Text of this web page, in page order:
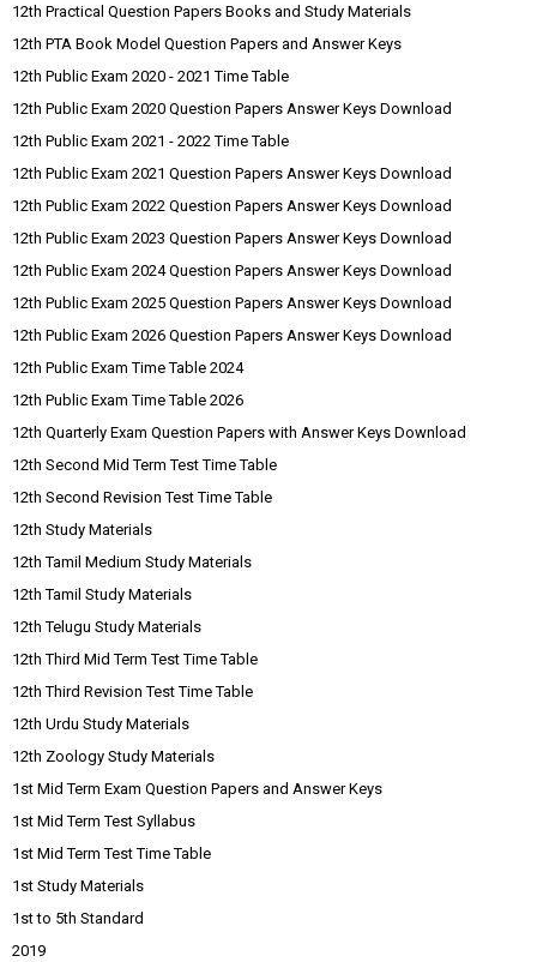
12th Practical Question Papers Books and Study Materials
12th PTA Book Model Question Papers and Answer Keys
12th Public Exam 2020 - 2021 Time Table
12th Public Exam 2020 Question Papers Answer Keys Download
12th Public Exam 2021 - 2022 Time Table
12th Public Exam 2021 Question Papers Answer Keys Download
12th Public Exam 2022 Question Papers Answer Keys Download
12th Public Exam 2023 Question Papers Answer Keys Download
12th Public Exam 2024 Question Papers Answer Keys Download
12th Public Exam 2025 Question Papers Answer Keys Download
12th Public Exam 2026 Question Papers Answer Keys Download
12th Public Exam Time Table 2024
12th Public Exam Time Table 2026
12th Quarterly Exam Question Papers with Answer Keys Download
12th Second Mid Term Test Time Table
12th Second Revision Test Time Table
12th Study Materials
12th Tamil Medium Study Materials
12th Tamil Study Materials
12th Telugu Study Materials
12th Third Mid Term Test Time Table
12th Third Revision Test Time Table
12th Urdu Study Materials
12th Zoology Study Materials
1st Mid Term Exam Question Papers and Answer Keys
1st Mid Term Test Syllabus
1st Mid Term Test Time Table
1st Study Materials
1st to 5th Standard
2019